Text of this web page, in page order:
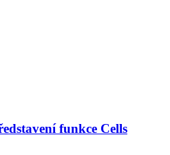
funkce Cells